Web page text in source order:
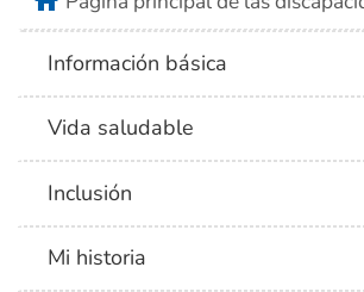
Información básica
Vida saludable
Inclusión
Mi historia